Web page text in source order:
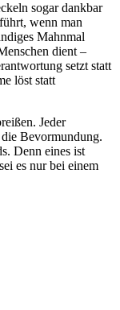
sogar dankbar
wenn man
Mahnmal
dient –
setzt statt
löst statt
Jeder
Bevormundung.
Denn eines ist
es nur bei einem